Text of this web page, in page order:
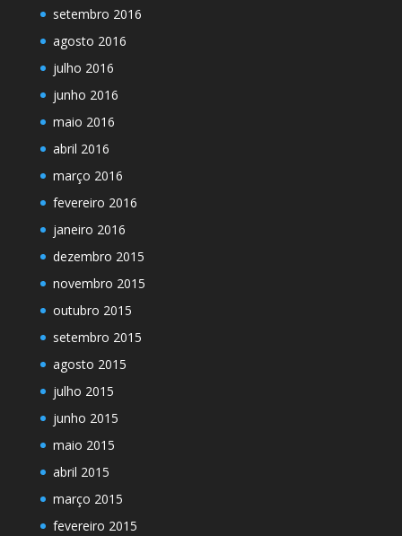
setembro 2016
agosto 2016
julho 2016
junho 2016
maio 2016
abril 2016
março 2016
fevereiro 2016
janeiro 2016
dezembro 2015
novembro 2015
outubro 2015
setembro 2015
agosto 2015
julho 2015
junho 2015
maio 2015
abril 2015
março 2015
fevereiro 2015